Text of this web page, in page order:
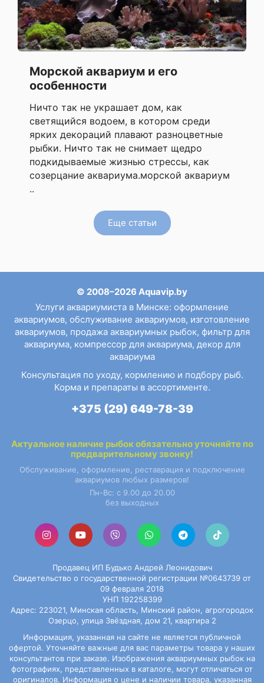
Морской аквариум и его
особенности
Ничто так не украшает дом, как
светящийся водоем, в котором среди
ярких декораций плавают разноцветные
рыбки. Ничто так не снимает щедро
подкидываемые жизнью стрессы, как
созерцание аквариума.морской аквариум
..
Еще статьи
© 2008–2026 Aquavip.by
Услуги аквариумиста в Минске: оформление
аквариумов, обслуживание аквариумов, изготовление
аквариумов, продажа аквариумных рыбок, фильтр для
аквариума, компрессор для аквариума, декор для
аквариума
Консультация по уходу, кормлению и подбору рыб.
Корма и препараты в ассортименте.
+375 (29) 649-78-39
Актуальное наличие рыбокобязательно уточняйте по
предварительному звонку!
Обслуживание, оформление, реставрация и подключение
аквариумов любых размеров!
Пн-Вс: с 9.00 до 20.00
без выходных
Продавец ИП Будько Андрей Леонидович
Свидетельство о государственной регистрации №0643739 от
09 февраля 2018
УНП 192258399
Адрес: 223021, Минская область, Минский район, агрогородок
Озерцо, улица Звёздная, дом 21, квартира 2
Информация, указанная на сайте не является публичной
офертой. Уточняйте важные для вас параметры товара у наших
консультантов при заказе. Изображения аквариумных рыбокна
фотографиях, представленных в каталоге, могут отличаться от
оригиналов. Информация о цене и наличии товара, указанная